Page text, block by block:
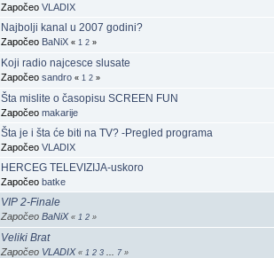
Započeo VLADIX
Najbolji kanal u 2007 godini?
Započeo BaNiX « 1 2 »
Koji radio najcesce slusate
Započeo sandro « 1 2 »
Šta mislite o časopisu SCREEN FUN
Započeo makarije
Šta je i šta će biti na TV? -Pregled programa
Započeo VLADIX
HERCEG TELEVIZIJA-uskoro
Započeo batke
VIP 2-Finale
Započeo BaNiX « 1 2 »
Veliki Brat
Započeo VLADIX « 1 2 3 7»